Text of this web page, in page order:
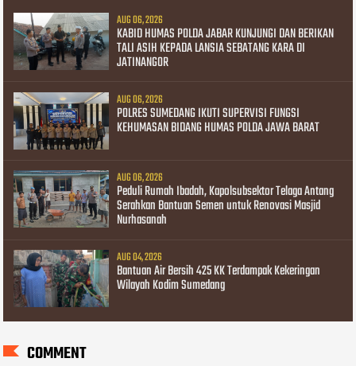
AUG 06, 2026
KABID HUMAS POLDA JABAR KUNJUNGI DAN BERIKAN
TALI ASIH KEPADA LANSIA SEBATANG KARA DI
JATINANGOR
AUG 06, 2026
POLRES SUMEDANG IKUTI SUPERVISI FUNGSI
KEHUMASAN BIDANG HUMAS POLDA JAWA BARAT
AUG 06, 2026
Peduli Rumah Ibadah, Kapolsubsektor Telaga Antang
Serahkan Bantuan Semen untuk Renovasi Masjid
Nurhasanah
AUG 04, 2026
Bantuan Air Bersih 425 KK Terdampak Kekeringan
Wilayah Kodim Sumedang
COMMENT